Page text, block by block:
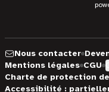
Nous contacter
Mentions légales CGU
Charte de protection
Accessibilité :